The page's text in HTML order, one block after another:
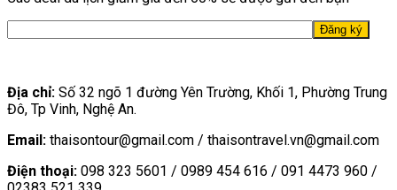
Địa chỉ: Số 32 ngõ 1 đường Yên Trường, Khối 1, Phường Trung
Đô, Tp Vinh, Nghệ An.
Email: thaisontour@gmail.com / thaisontravel.vn@gmail.com
Điện thoại: 098 323 5601 / 0989 454 616 / 091 4473 960 /